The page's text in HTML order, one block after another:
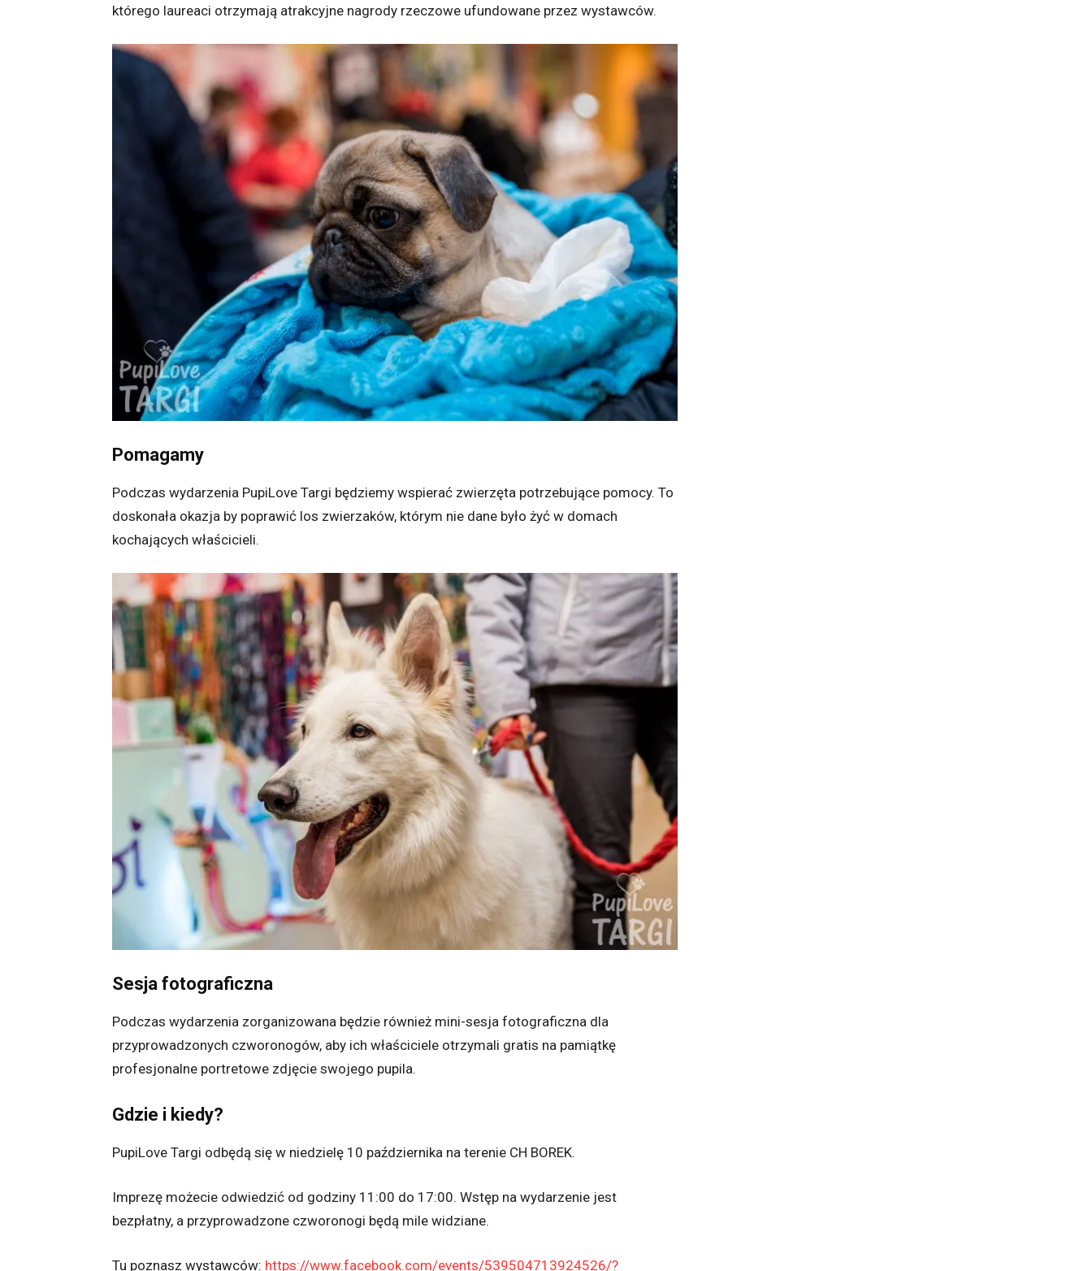
którego laureaci otrzymają atrakcyjne nagrody rzeczowe ufundowane przez wystawców.
Pomagamy
Podczas wydarzenia PupiLove Targi będziemy wspierać zwierzęta potrzebujące pomocy. To
doskonała okazja by poprawić los zwierzaków, którym nie dane było żyć w domach
kochających właścicieli.
Sesja fotograficzna
Podczas wydarzenia zorganizowana będzie również mini-sesja fotograficzna dla
przyprowadzonych czworonogów, aby ich właściciele otrzymali gratis na pamiątkę
profesjonalne portretowe zdjęcie swojego pupila.
Gdzie i kiedy?
PupiLove Targi odbędą się w niedzielę 10 października na terenie CH BOREK.
Imprezę możecie odwiedzić od godziny 11:00 do 17:00. Wstęp na wydarzenie jest
bezpłatny, a przyprowadzone czworonogi będą mile widziane.
Tu poznasz wystawców: https://www.facebook.com/events/539504713924526/?